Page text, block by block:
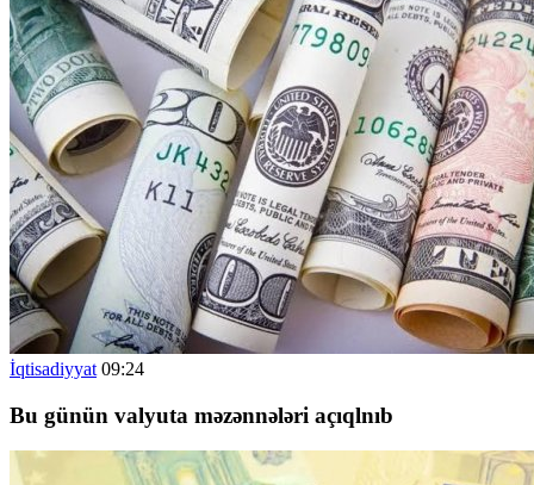
İqtisadiyyat 09:24
Bu günün valyuta məzənnələri açıqlnıb